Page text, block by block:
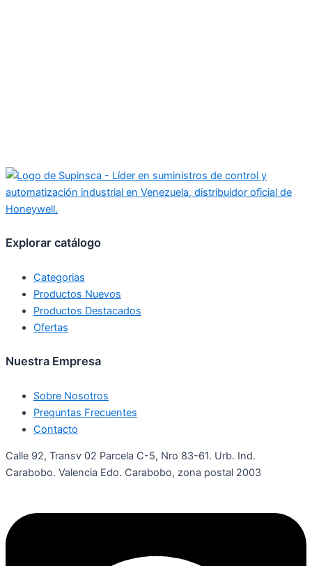
Explorar catálogo
Categorias
Productos Nuevos
Productos Destacados
Ofertas
Nuestra Empresa
Sobre Nosotros
Preguntas Frecuentes
Contacto
Calle 92, Transv 02 Parcela C-5, Nro 83-61. Urb. Ind.
Carabobo. Valencia Edo. Carabobo, zona postal 2003